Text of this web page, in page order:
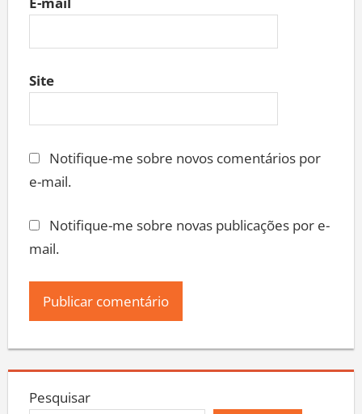
E-mail
Site
Notifique-me sobre novos comentários por
e-mail.
Notifique-me sobre novas publicações por e-
mail.
Pesquisar